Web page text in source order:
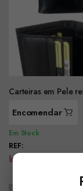
Carteiras em Pele
Encomendar
Em Stock
REF:
Iniciar sessão para